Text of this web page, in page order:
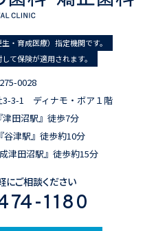
・育成医療）指定機関です。
て保険が適用されます。
0028
3-3-1 ディナモ・ボア１階
田沼駅』徒歩7分
谷津駅』徒歩約10分
津田沼駅』徒歩約15分
にご相談ください
1180